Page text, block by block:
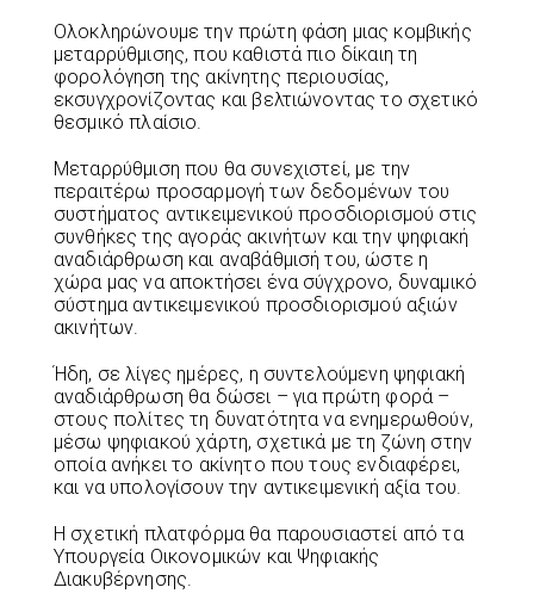
Ολοκληρώνουμε την πρώτη φάση μιας κομβικής
μεταρρύθμισης, που καθιστά πιο δίκαιη τη
φορολόγηση της ακίνητης περιουσίας,
εκσυγχρονίζοντας και βελτιώνοντας το σχετικό
θεσμικό πλαίσιο.
Μεταρρύθμιση που θα συνεχιστεί, με την
περαιτέρω προσαρμογή των δεδομένων του
συστήματος αντικειμενικού προσδιορισμού στις
συνθήκες της αγοράς ακινήτων και την ψηφιακή
αναδιάρθρωση και αναβάθμισή του, ώστε η
χώρα μας να αποκτήσει ένα σύγχρονο, δυναμικό
σύστημα αντικειμενικού προσδιορισμού αξιών
ακινήτων.
Ήδη, σε λίγες ημέρες, η συντελούμενη ψηφιακή
αναδιάρθρωση θα δώσει – για πρώτη φορά –
στους πολίτες τη δυνατότητα να ενημερωθούν,
μέσω ψηφιακού χάρτη, σχετικά με τη ζώνη στην
οποία ανήκει το ακίνητο που τους ενδιαφέρει,
και να υπολογίσουν την αντικειμενική αξία του.
Η σχετική πλατφόρμα θα παρουσιαστεί από τα
Υπουργεία Οικονομικών και Ψηφιακής
Διακυβέρνησης.